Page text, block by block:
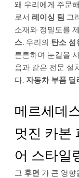
왜 우리에게 주문
로서 레이싱 팀 그
소재와 정밀도를
스. 우리의 탄소 섬
튼튼하며 눈길을
음과 같은 전문 설
다. 자동차 부품 딜
메르세데
멋진 카본
어 스타일
그 후면 가 큰 영향